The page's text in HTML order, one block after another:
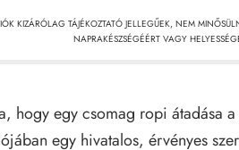
KIZÁRÓLAG TÁJÉKOZTATÓ JELLEGŰEK, NEM
NAPRAKÉSZSÉGÉÉRT VAGY
hogy egy csomag ropi átadása
egy hivatalos, érvényes